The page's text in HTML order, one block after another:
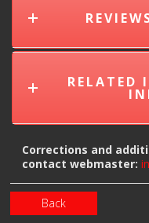
RELATED
Corrections and
contact webmaster:
Back